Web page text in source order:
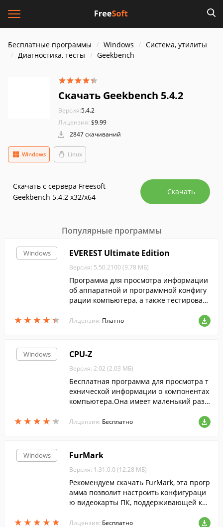
Бесплатные программы Windows
Система, утилиты
Диагностика, тесты
Geekbench
Скачать Geekbench 5.4.2
Версия:5.4.2
Лицензия: $9.99
2847 скачиваний
Linux
Windows
Скачать с сервера Freesoft
Geekbench 5.4.2 x32/x64
Скачать
Популярные программы
Windows
★ ★ ★ ★ ★
★ ★ ★ ★ ★
EVEREST Ultimate Edition
Версия: 5.50.2100 (9.78 МБ)
Программа для просмотра информации
об аппаратной и программной конфигу
рации компьютера, а также тестирован
Лицензия: Платно
Windows
★ ★ ★ ★ ★
★ ★ ★ ★ ★
CPU-Z
Версия: 2.02 (2.03 МБ)
Бесплатная программа для просмотра т
ехнической информации о компонентах
компьютера.Она имеет маленький разм
в и материнских плат.
Лицензия: Бесплатно
Windows
★ ★ ★ ★ ★
★ ★ ★ ★ ★
FurMark
Версия: 1.31.0.0 (12.28 МБ)
Рекомендуем скачать FurMark, эта прогр
амма позволит настроить конфигураци
ю видеокарты ПК, поддерживающей ко
к API OpenGL.
Лицензия: Бесплатно